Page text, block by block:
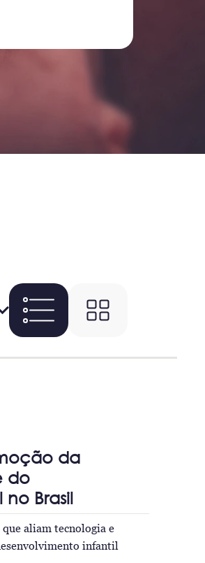
da
do
Brasil
que aliam tecnologia e
infantil